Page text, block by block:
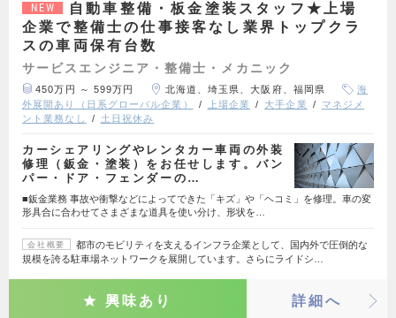
NEW
自動車整備・板金塗装スタッフ★上場
企業で整備士の仕事接客なし業界トップクラ
スの車両保有台数
サービスエンジニア・整備士・メカニック
450万円 ～ 599万円 北海道、埼玉県、大阪府、福岡県
海
外展開あり（日系グローバル企業）
上場企業 大手企業
マネジメ
ント業務なし
土日祝休み
カーシェアリングやレンタカー車両の外装
修理（鈑金・塗装）をお任せします。バン
パー・ドア・フェンダーの…
■鈑金業務 事故や衝撃などによってできた「キズ」や「ヘコミ」を修理。車の変
形具合に合わせてさまざまな道具を使い分け、形状を…
会社概要
都市のモビリティを支えるインフラ企業として、国内外で圧倒的な
規模を誇る駐車場ネットワークを展開しています。さらにライドシ…
興味あり 詳細へ